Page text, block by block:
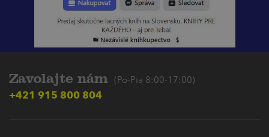
Zavolajte nám (Po-Pia 8:00-17:00)
+421 915 800 804